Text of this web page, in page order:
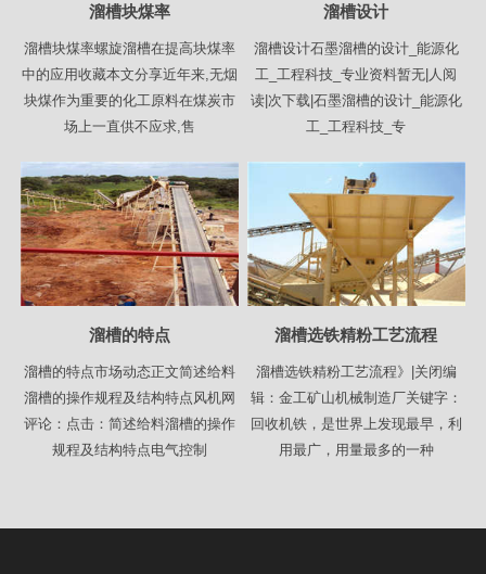
溜槽块煤率
溜槽块煤率螺旋溜槽在提高块煤率
中的应用收藏本文分享近年来,无烟
块煤作为重要的化工原料在煤炭市
场上一直供不应求,售
溜槽设计
溜槽设计石墨溜槽的设计_能源化
工_工程科技_专业资料暂无|人阅
读|次下载|石墨溜槽的设计_能源化
工_工程科技_专
溜槽的特点
溜槽的特点市场动态正文简述给料
溜槽的操作规程及结构特点风机网
评论：点击：简述给料溜槽的操作
规程及结构特点电气控制
溜槽选铁精粉工艺流程
溜槽选铁精粉工艺流程》|关闭编
辑：金工矿山机械制造厂关键字：
回收机铁，是世界上发现最早，利
用最广，用量最多的一种